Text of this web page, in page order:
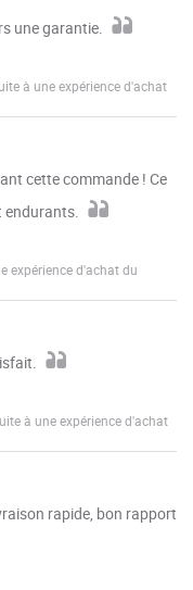
une garantie.
à une expérience d'achat
cette commande ! Ce
endurants.
expérience d'achat du
à une expérience d'achat
rapide, bon rapport